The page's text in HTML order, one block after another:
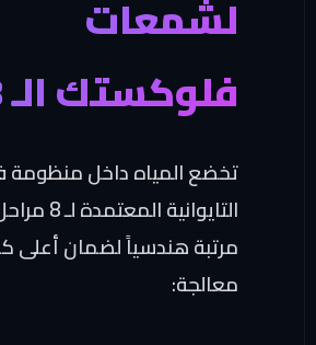
الـ 8
المياه داخل منظومة فلوكستك
التايوانية المعتمدة لـ 8 مراحل صارمة
هندسياً لضمان أعلى كفاءة